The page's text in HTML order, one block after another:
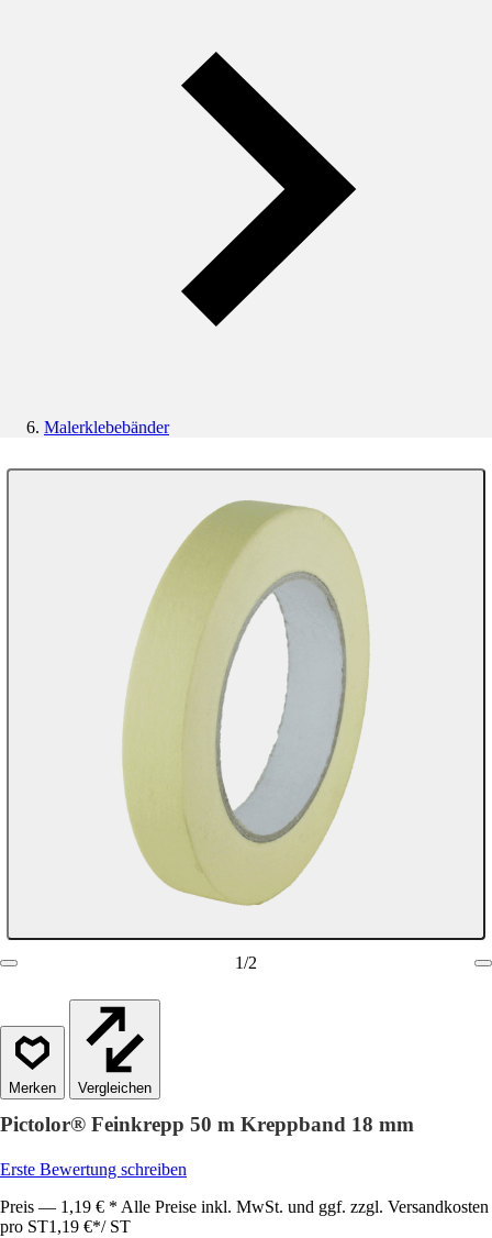
Malerklebebänder
1/2
Vergleichen
Pictolor® Feinkrepp 50 m Kreppband 18 mm
Erste Bewertung schreiben
Preis — 1,19 € * Alle Preise inkl. MwSt. und ggf. zzgl. Versandkosten
pro ST1,19 €*/ ST